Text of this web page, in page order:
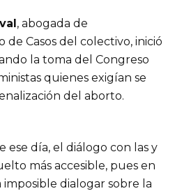
, abogada de
Casos del colectivo, inició
la toma del Congreso
quienes exigían se
del aborto.
ese día, el diálogo con las y
más accesible, pues en
imposible dialogar sobre la